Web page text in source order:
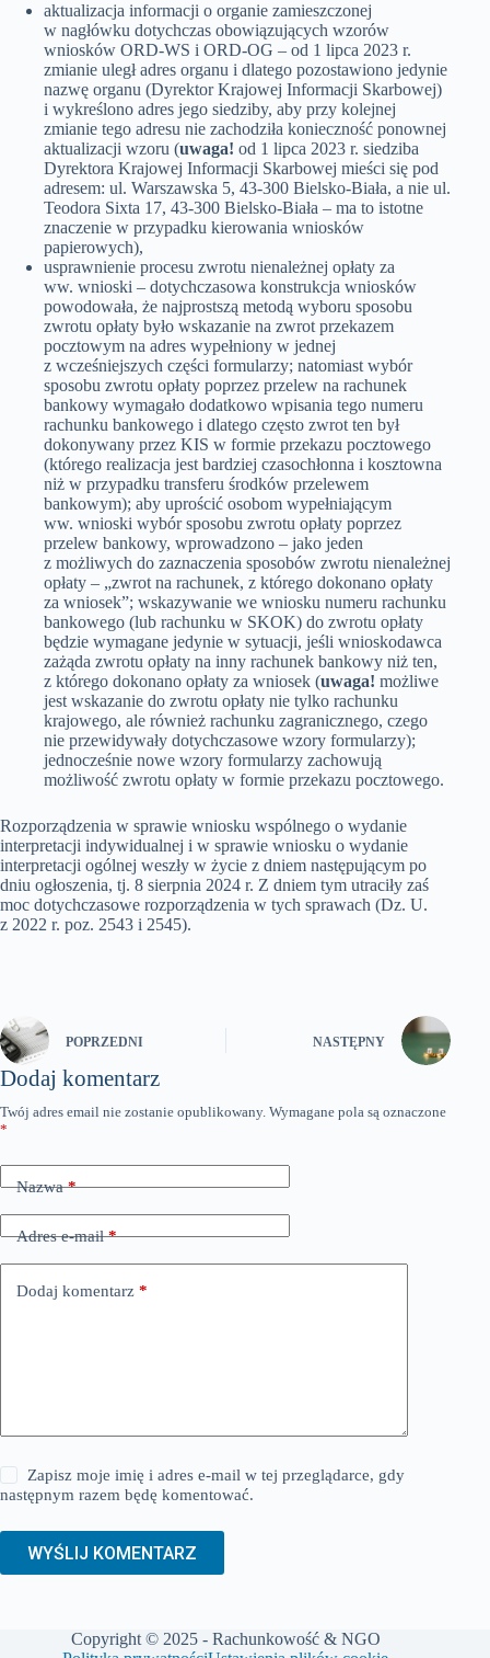
aktualizacja informacji o organie zamieszczonej
w nagłówku dotychczas obowiązujących wzorów
wniosków ORD-WS i ORD-OG – od 1 lipca 2023 r.
zmianie uległ adres organu i dlatego pozostawiono jedynie
nazwę organu (Dyrektor Krajowej Informacji Skarbowej)
i wykreślono adres jego siedziby, aby przy kolejnej
zmianie tego adresu nie zachodziła konieczność ponownej
aktualizacji wzoru (uwaga! od 1 lipca 2023 r. siedziba
Dyrektora Krajowej Informacji Skarbowej mieści się pod
adresem: ul. Warszawska 5, 43-300 Bielsko-Biała, a nie ul.
Teodora Sixta 17, 43-300 Bielsko-Biała – ma to istotne
znaczenie w przypadku kierowania wniosków
papierowych),
usprawnienie procesu zwrotu nienależnej opłaty za
ww. wnioski – dotychczasowa konstrukcja wniosków
powodowała, że najprostszą metodą wyboru sposobu
zwrotu opłaty było wskazanie na zwrot przekazem
pocztowym na adres wypełniony w jednej
z wcześniejszych części formularzy; natomiast wybór
sposobu zwrotu opłaty poprzez przelew na rachunek
bankowy wymagało dodatkowo wpisania tego numeru
rachunku bankowego i dlatego często zwrot ten był
dokonywany przez KIS w formie przekazu pocztowego
(którego realizacja jest bardziej czasochłonna i kosztowna
niż w przypadku transferu środków przelewem
bankowym); aby uprościć osobom wypełniającym
ww. wnioski wybór sposobu zwrotu opłaty poprzez
przelew bankowy, wprowadzono – jako jeden
z możliwych do zaznaczenia sposobów zwrotu nienależnej
opłaty – „zwrot na rachunek, z którego dokonano opłaty
za wniosek”; wskazywanie we wniosku numeru rachunku
bankowego (lub rachunku w SKOK) do zwrotu opłaty
będzie wymagane jedynie w sytuacji, jeśli wnioskodawca
zażąda zwrotu opłaty na inny rachunek bankowy niż ten,
z którego dokonano opłaty za wniosek (uwaga! możliwe
jest wskazanie do zwrotu opłaty nie tylko rachunku
krajowego, ale również rachunku zagranicznego, czego
nie przewidywały dotychczasowe wzory formularzy);
jednocześnie nowe wzory formularzy zachowują
możliwość zwrotu opłaty w formie przekazu pocztowego.
Rozporządzenia w sprawie wniosku wspólnego o wydanie
interpretacji indywidualnej i w sprawie wniosku o wydanie
interpretacji ogólnej weszły w życie z dniem następującym po
dniu ogłoszenia, tj. 8 sierpnia 2024 r. Z dniem tym utraciły zaś
moc dotychczasowe rozporządzenia w tych sprawach (Dz. U.
z 2022 r. poz. 2543 i 2545).
POPRZEDNI NASTĘPNY
Dodaj komentarz
Twój adres email nie zostanie opublikowany. Wymagane pola są oznaczone
*
Nazwa*
Adres e-mail*
Dodaj komentarz *
Zapisz moje imię i adres e-mail w tej przeglądarce, gdy
następnym razem będę komentować.
WYŚLIJ KOMENTARZ
Copyright © 2025 - Rachunkowość & NGO